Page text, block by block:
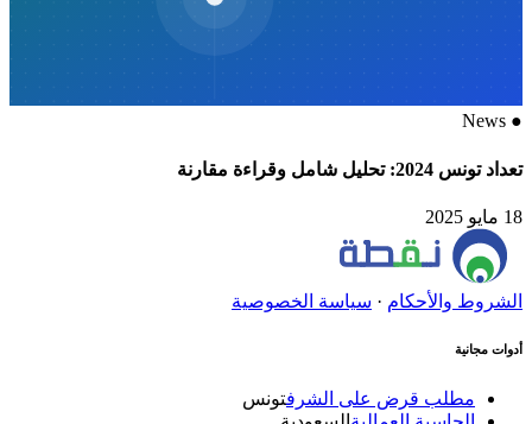
●
News
تعداد تونس 2024: تحليل شامل وقراءة مقارنة
18 مايو 2025
الشروط والأحكام· سياسة الخصوصية
أدوات مجانية
مطلب قرض على الشرف تونس